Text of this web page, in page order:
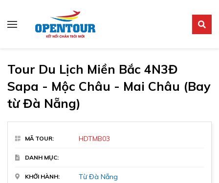
Tour miền Bắc
Tour Du Lịch Miền Bắc 4N3Đ
Sapa - Mộc Châu - Mai Châu (Bay
từ Đà Nẵng)
MÃ TOUR: HDTMB03
DANH MỤC:
KHỞI HÀNH: Từ Đà Nẵng